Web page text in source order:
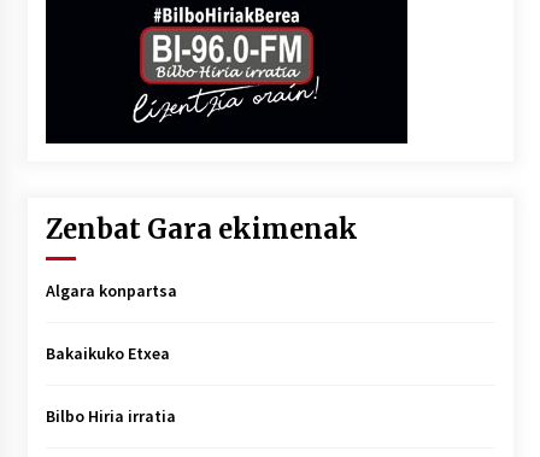
Zenbat Gara ekimenak
Algara konpartsa
Bakaikuko Etxea
Bilbo Hiria irratia